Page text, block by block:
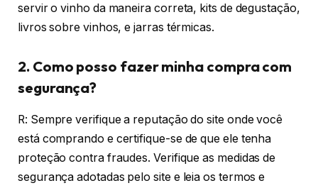
servir o vinho da maneira correta, kits de degustação,
livros sobre vinhos, e jarras térmicas.
2. Como posso fazer minha compra com
segurança?
R: Sempre verifique a reputação do site onde você
está comprando e certifique-se de que ele tenha
proteção contra fraudes. Verifique as medidas de
segurança adotadas pelo site e leia os termos e